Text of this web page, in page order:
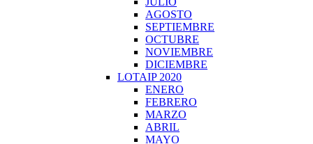
AGOSTO
SEPTIEMBRE
OCTUBRE
NOVIEMBRE
DICIEMBRE
LOTAIP 2020
ENERO
FEBRERO
MARZO
ABRIL
MAYO